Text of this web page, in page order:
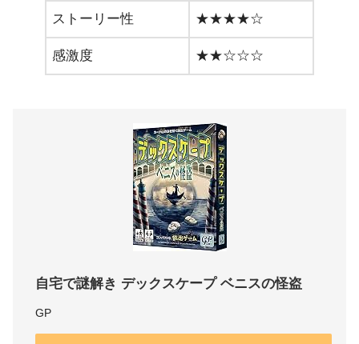
ストーリー性 ★★★★☆
感激度 ★★☆☆☆
自宅で謎解き デックスケープ ベニスの怪盗
GP